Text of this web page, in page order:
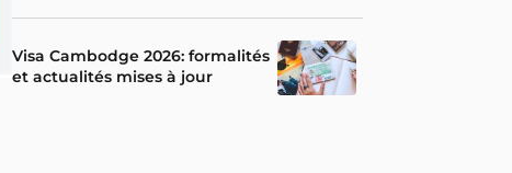
Visa Cambodge 2026: formalités
et actualités mises à jour